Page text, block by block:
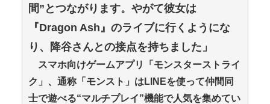
間”とつながります。やがて彼女は
『Dragon Ash』のライブに行くようにな
り、降谷さんとの接点を持ちました」
スマホ向けゲームアプリ「モンスターストライ
ク」、通称「モンスト」はLINEを使って仲間同
士で遊べる“マルチプレイ”機能で人気を集めてい